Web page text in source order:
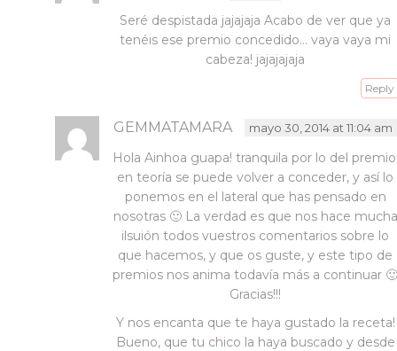
Seré despistada jajajaja Acabo de ver que ya
tenéis ese premio concedido… vaya vaya mi
cabeza! jajajajaja
Reply
GEMMATAMARA mayo 30, 2014 at 11:04 am
Hola Ainhoa guapa! tranquila por lo del
en teoría se puede volver a conceder, y así lo
ponemos en el lateral que has pensado en
nosotras 🙂 La verdad es que nos hace mucha
ilsuión todos vuestros comentarios sobre lo
que hacemos, y que os guste, y este tipo de
premios nos anima todavía más a continuar
Gracias!!!
Y nos encanta que te haya gustado la receta!
Bueno, que tu chico la haya buscado y desde